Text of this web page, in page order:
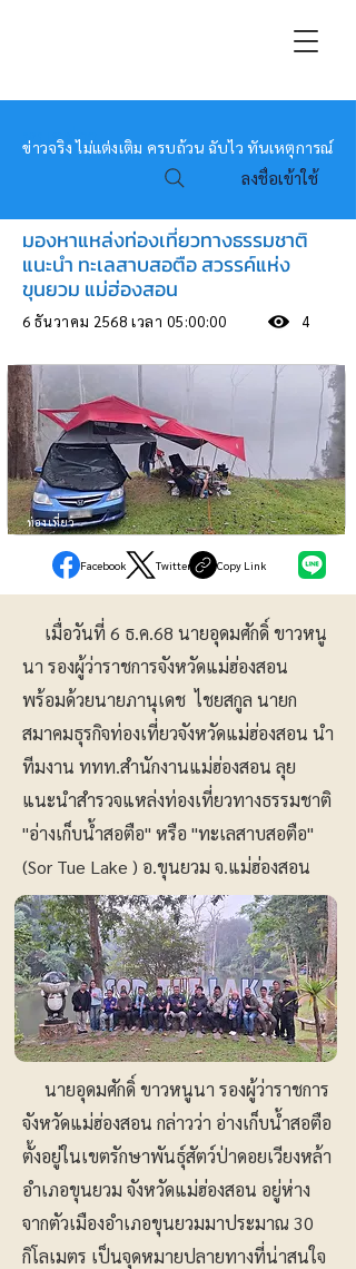
หมอข่าว
ข่าวจริง ไม่แต่งเติม ครบถ้วน ฉับไว ทันเหตุการณ์
ลงชื่อเข้าใช้
มองหาแหล่งท่องเที่ยวทางธรรมชาติ
แนะนำ ทะเลสาบสอตือ สวรรค์แห่ง
ขุนยวม แม่ฮ่องสอน
6 ธันวาคม 2568 เวลา 05:00:00 4
ท่องเที่ยว
Facebook Twitter Copy Link
เมื่อวันที่ 6 ธ.ค.68 นายอุดมศักดิ์ ขาวหนู
นา รองผู้ว่าราชการจังหวัดแม่ฮ่องสอน
พร้อมด้วยนายภานุเดช ไชยสกูล นายก
สมาคมธุรกิจท่องเที่ยวจังหวัดแม่ฮ่องสอน นำ
ทีมงาน ททท.สำนักงานแม่ฮ่องสอน ลุย
แนะนำสำรวจแหล่งท่องเที่ยวทางธรรมชาติ
"อ่างเก็บน้ำสอตือ" หรือ "ทะเลสาบสอตือ"
(Sor Tue Lake ) อ.ขุนยวม จ.แม่ฮ่องสอน
นายอุดมศักดิ์ ขาวหนูนา รองผู้ว่าราชการ
จังหวัดแม่ฮ่องสอน กล่าวว่า อ่างเก็บน้ำสอตือ
ตั้งอยู่ในเขตรักษาพันธุ์สัตว์ป่าดอยเวียงหล้า
อำเภอขุนยวม จังหวัดแม่ฮ่องสอน อยู่ห่าง
จากตัวเมืองอำเภอขุนยวมมาประมาณ 30
กิโลเมตร เป็นจุดหมายปลายทางที่น่าสนใจ